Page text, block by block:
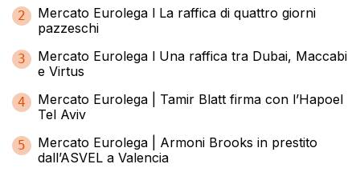
2
Mercato Eurolega l La raffica di quattro giorni
pazzeschi
3
Mercato Eurolega l Una raffica tra Dubai, Maccabi
e Virtus
4
Mercato Eurolega | Tamir Blatt firma con l’Hapoel
Tel Aviv
5
Mercato Eurolega | Armoni Brooks in prestito
dall’ASVEL a Valencia